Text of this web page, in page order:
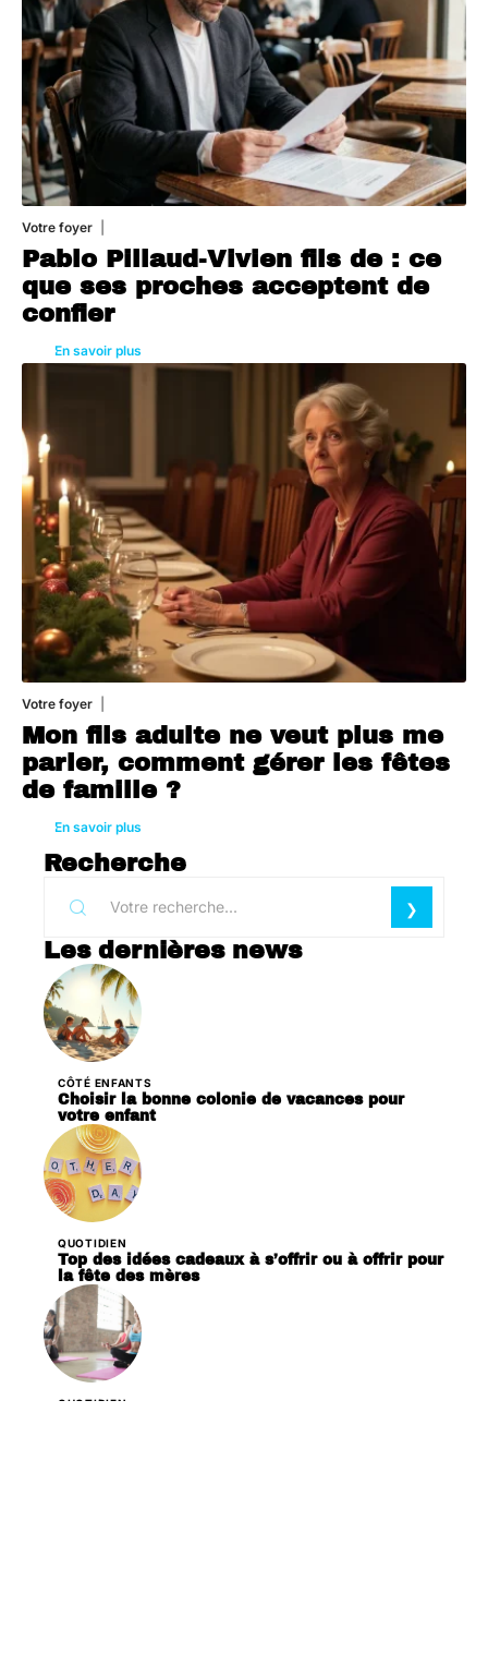
Votre foyer
Pablo Pillaud-Vivien fils de : ce
que ses proches acceptent de
confier
En savoir plus
Votre foyer
Mon fils adulte ne veut plus me
parler, comment gérer les fêtes
de famille ?
En savoir plus
Recherche
Les dernières news
CÔTÉ ENFANTS
Choisir la bonne colonie de vacances pour
votre enfant
QUOTIDIEN
Top des idées cadeaux à s’offrir ou à offrir pour
la fête des mères
QUOTIDIEN